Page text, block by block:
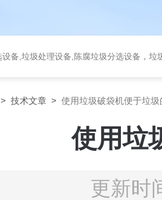
设备,垃圾处理设备,陈腐垃圾分选设备，垃
> 技术文章 > 使用垃圾破袋机便于垃
使用垃
更新时